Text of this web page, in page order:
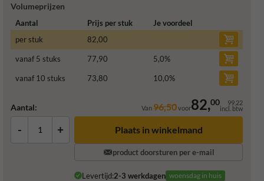
Volumeprijzen
Aantal Prijs per stuk
Je voordeel
per stuk
82,00
vanaf 5 stuks 77,90 5,0%
vanaf 10 stuks 73,80 10,0%
Aantal: Van96,50voor82,00 99,22
incl. btw
- + Plaats in winkelmand
product doorsturen per e-mail
Levertijd:2-3 werkdagen woensdag in huis